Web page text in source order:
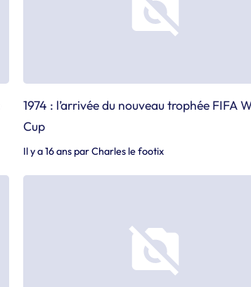
1974 : l’arrivée du nouveau trophée FIFA
Cup
Il y a 16 ans parCharles le footix